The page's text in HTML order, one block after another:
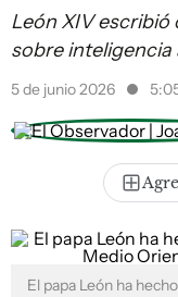
León XIV escribió
sobre inteligencia
5 de junio 2026
El papa León ha